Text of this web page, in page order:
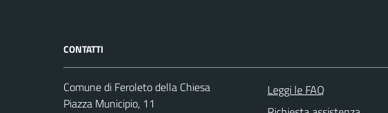
CONTATTI
Comune di Feroleto della Chiesa
Piazza Municipio, 11
Leggi le FAQ